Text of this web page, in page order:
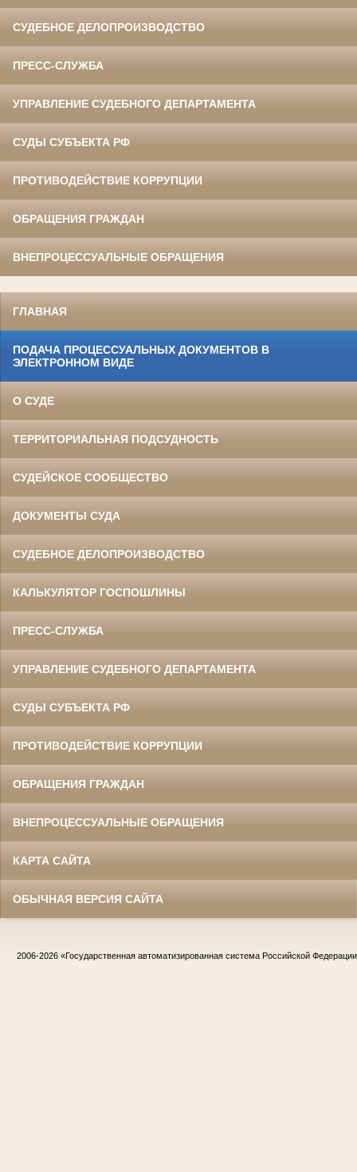
СУДЕБНОЕ ДЕЛОПРОИЗВОДСТВО
ПРЕСС-СЛУЖБА
УПРАВЛЕНИЕ СУДЕБНОГО ДЕПАРТАМЕНТА
СУДЫ СУБЪЕКТА РФ
ПРОТИВОДЕЙСТВИЕ КОРРУПЦИИ
ОБРАЩЕНИЯ ГРАЖДАН
ВНЕПРОЦЕССУАЛЬНЫЕ ОБРАЩЕНИЯ
ГЛАВНАЯ
ПОДАЧА ПРОЦЕССУАЛЬНЫХ ДОКУМЕНТОВ В
ЭЛЕКТРОННОМ ВИДЕ
О СУДЕ
ТЕРРИТОРИАЛЬНАЯ ПОДСУДНОСТЬ
СУДЕЙСКОЕ СООБЩЕСТВО
ДОКУМЕНТЫ СУДА
СУДЕБНОЕ ДЕЛОПРОИЗВОДСТВО
КАЛЬКУЛЯТОР ГОСПОШЛИНЫ
ПРЕСС-СЛУЖБА
УПРАВЛЕНИЕ СУДЕБНОГО ДЕПАРТАМЕНТА
СУДЫ СУБЪЕКТА РФ
ПРОТИВОДЕЙСТВИЕ КОРРУПЦИИ
ОБРАЩЕНИЯ ГРАЖДАН
ВНЕПРОЦЕССУАЛЬНЫЕ ОБРАЩЕНИЯ
КАРТА САЙТА
ОБЫЧНАЯ ВЕРСИЯ САЙТА
2006-2026 «Государственная автоматизированная система Российской